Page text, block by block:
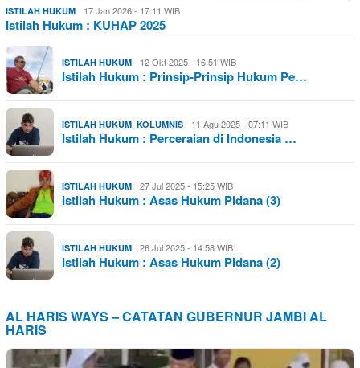
ISTILAH HUKUM 17 Jan 2026 - 17:11 WIB
Istilah Hukum : KUHAP 2025
ISTILAH HUKUM 12 Okt 2025 - 16:51 WIB
Istilah Hukum : Prinsip-Prinsip Hukum Pe…
ISTILAH HUKUM, KOLUMNIS 11 Agu 2025 - 07:11 WIB
Istilah Hukum : Perceraian di Indonesia …
ISTILAH HUKUM 27 Jul 2025 - 15:25 WIB
Istilah Hukum : Asas Hukum Pidana (3)
ISTILAH HUKUM 26 Jul 2025 - 14:58 WIB
Istilah Hukum : Asas Hukum Pidana (2)
AL HARIS WAYS – CATATAN GUBERNUR JAMBI AL
HARIS